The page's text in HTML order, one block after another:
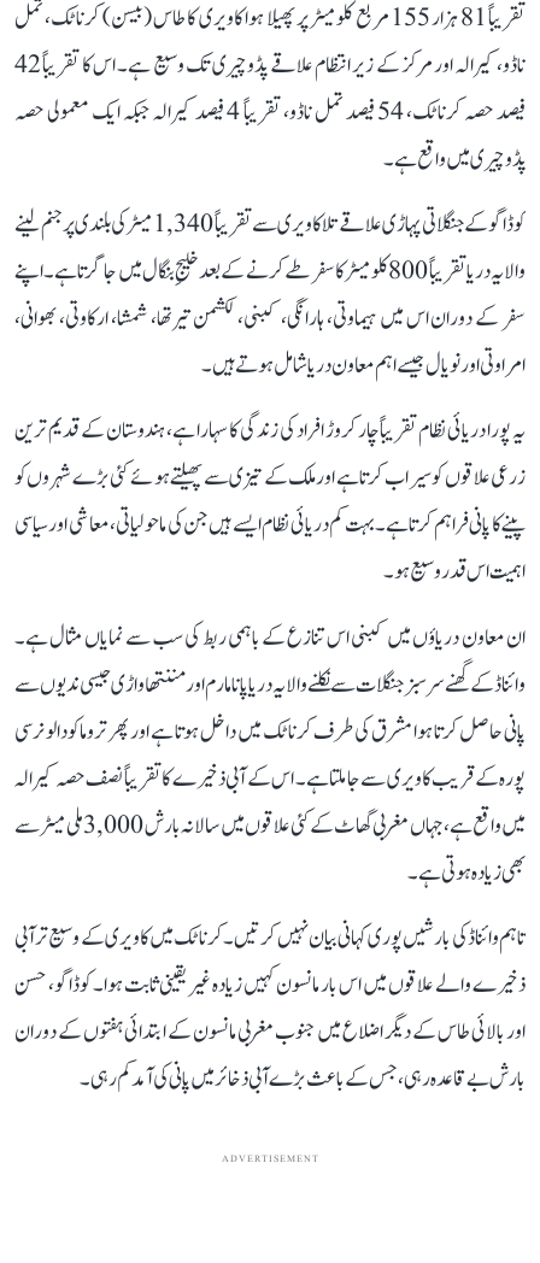
تقریباً 81 ہزار 155 مربع کلومیٹر پر پھیلا ہوا کاویری کا طاس (بیسن) کرناٹک، تمل
ناڈو، کیرالہ اور مرکز کے زیر انتظام علاقے پڈوچیری تک وسیع ہے۔ اس کا تقریباً 42
فیصد حصہ کرناٹک، 54 فیصد تمل ناڈو، تقریباً 4 فیصد کیرالہ جبکہ ایک معمولی حصہ
پڈوچیری میں واقع ہے۔
کوڈاگو کے جنگلاتی پہاڑی علاقے تلاکاویری سے تقریباً 1,340 میٹر کی بلندی پر جنم لینے
والا یہ دریا تقریباً 800 کلومیٹر کا سفر طے کرنے کے بعد خلیجِ بنگال میں جا گرتا ہے۔ اپنے
سفر کے دوران اس میں ہیماوتی، ہارانگی، کبنی، لکشمن تیرتھا، شمشا، ارکاوتی، بھوانی،
امراوتی اور نویال جیسے اہم معاون دریا شامل ہوتے ہیں۔
یہ پورا دریائی نظام تقریباً چار کروڑ افراد کی زندگی کا سہارا ہے، ہندوستان کے قدیم ترین
زرعی علاقوں کو سیراب کرتا ہے اور ملک کے تیزی سے پھیلتے ہوئے کئی بڑے شہروں کو
پینے کا پانی فراہم کرتا ہے۔ بہت کم دریائی نظام ایسے ہیں جن کی ماحولیاتی، معاشی اور سیاسی
اہمیت اس قدر وسیع ہو۔
ان معاون دریاؤں میں کبنی اس تنازع کے باہمی ربط کی سب سے نمایاں مثال ہے۔
وائناڈ کے گھنے سرسبز جنگلات سے نکلنے والا یہ دریا پانامارم اور مننتھاواڑی جیسی ندیوں سے
پانی حاصل کرتا ہوا مشرق کی طرف کرناٹک میں داخل ہوتا ہے اور پھر تروماکودالو نرسی
پورہ کے قریب کاویری سے جا ملتا ہے۔ اس کے آبی ذخیرے کا تقریباً نصف حصہ کیرالہ
میں واقع ہے، جہاں مغربی گھاٹ کے کئی علاقوں میں سالانہ بارش 3,000 ملی میٹر سے
بھی زیادہ ہوتی ہے۔
تاہم وائناڈ کی بارشیں پوری کہانی بیان نہیں کرتیں۔ کرناٹک میں کاویری کے وسیع تر آبی
ذخیرے والے علاقوں میں اس بار مانسون کہیں زیادہ غیر یقینی ثابت ہوا۔ کوڈاگو، حسن
اور بالائی طاس کے دیگر اضلاع میں جنوب مغربی مانسون کے ابتدائی ہفتوں کے دوران
بارش بے قاعدہ رہی، جس کے باعث بڑے آبی ذخائر میں پانی کی آمد کم رہی۔
ADVERTISEMENT